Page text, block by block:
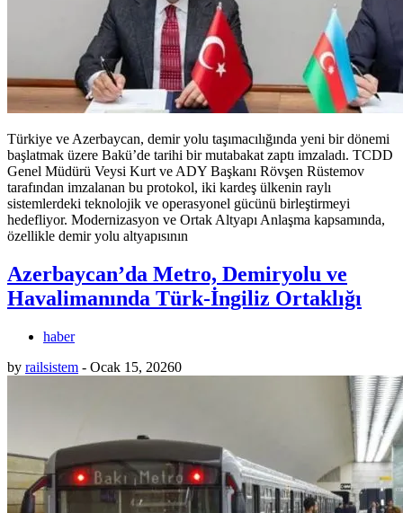
Türkiye ve Azerbaycan, demir yolu taşımacılığında yeni bir dönemi
başlatmak üzere Bakü’de tarihi bir mutabakat zaptı imzaladı. TCDD
Genel Müdürü Veysi Kurt ve ADY Başkanı Rövşen Rüstemov
tarafından imzalanan bu protokol, iki kardeş ülkenin raylı
sistemlerdeki teknolojik ve operasyonel gücünü birleştirmeyi
hedefliyor. Modernizasyon ve Ortak Altyapı Anlaşma kapsamında,
özellikle demir yolu altyapısının
Azerbaycan’da Metro, Demiryolu ve
Havalimanında Türk-İngiliz Ortaklığı
haber
by railsistem - Ocak 15, 20260